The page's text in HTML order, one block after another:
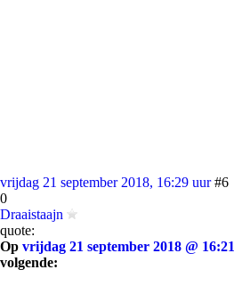
vrijdag 21 september 2018, 16:29 uur #6
0
Draaistaajn
quote:
Op vrijdag 21 september 2018 @ 16:21
volgende: